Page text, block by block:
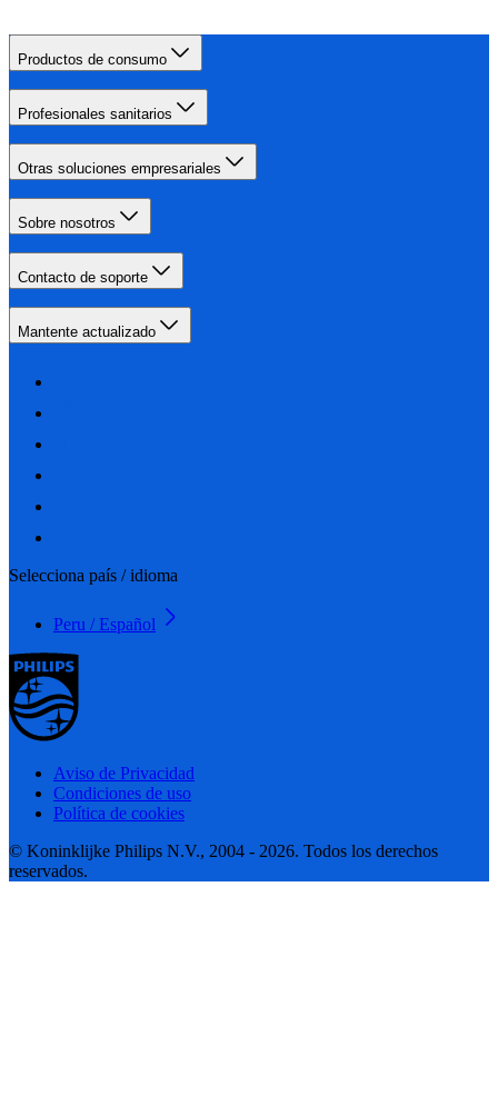
Productos de consumo
Profesionales sanitarios
Otras soluciones empresariales
Sobre nosotros
Contacto de soporte
Mantente actualizado
Selecciona país / idioma
Peru / Español
Aviso de Privacidad
Condiciones de uso
Política de cookies
© Koninklijke Philips N.V., 2004 - 2026. Todos los derechos
reservados.